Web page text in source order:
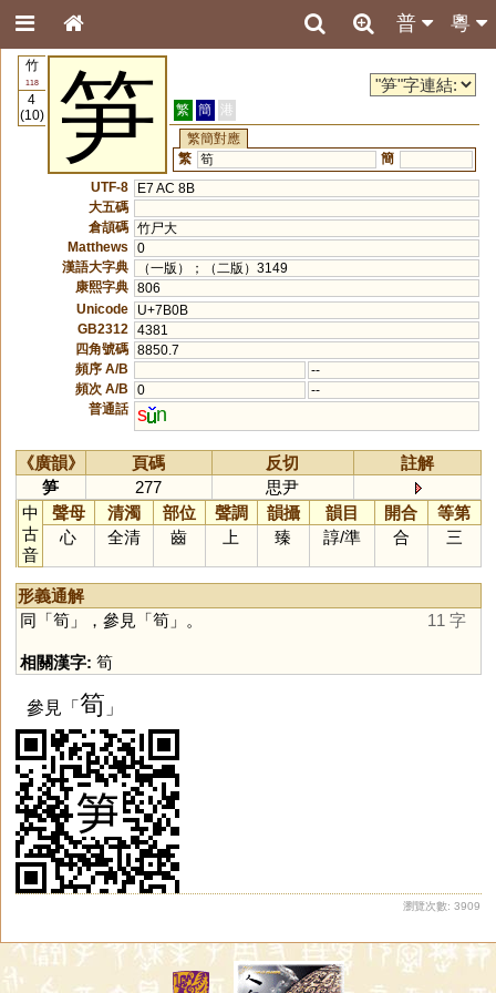
粵
普
竹
118
4
(10)
笋 繁 簡
港
繁簡對應
繁 筍
簡
UTF-8
E7 AC 8B
大五碼
倉頡碼 竹尸大
Matthews
0
漢語大字典
（一版）；（二版）3149
康熙字典 806
Unicode
U+7B0B
GB2312
4381
四角號碼 8850.7
頻序 A/B
--
頻次 A/B
0
--
普通話 s n
《廣韻》 頁碼 反切
註解
笋
277
思尹
中
古
音
聲母 清濁 部位 聲調 韻攝 韻目 開合
等第
心
全清 齒 上 臻 諄/準 合 三
形義通解
同「 筍」，參見「 筍」。 11 字
相關漢字: 筍
參見「筍 」
瀏覽次數: 3909